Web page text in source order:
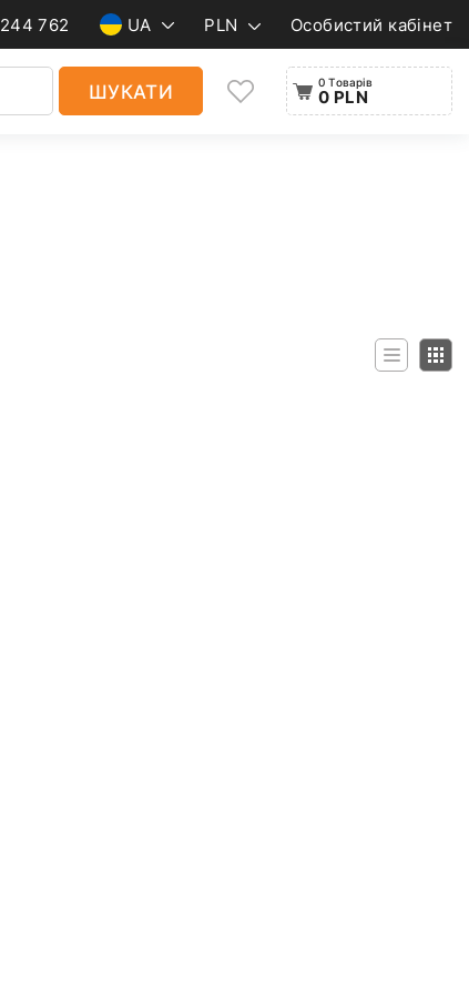
762 UA PLN Особистий кабінет
ШУКАТИ 0 Товарів
0 PLN